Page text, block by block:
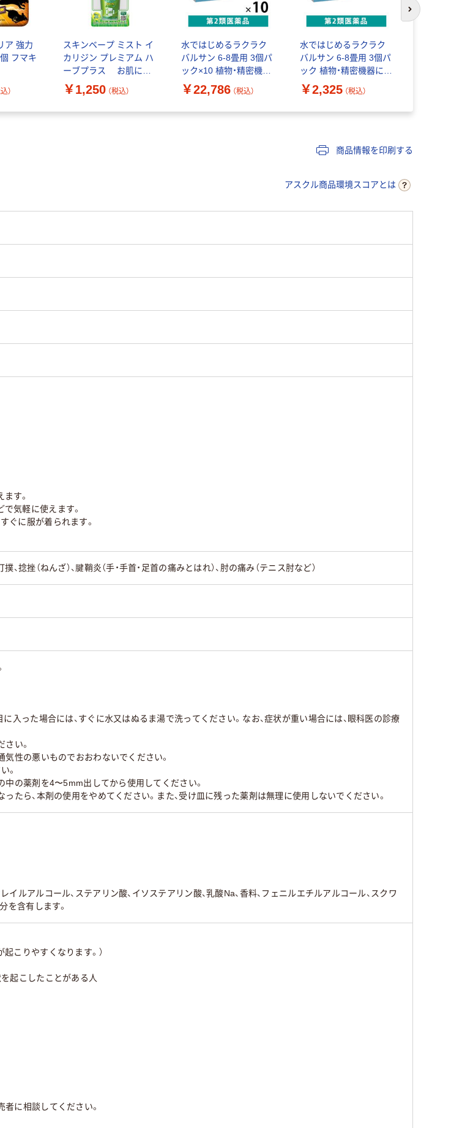
ア 強力
フマキ
）
スキンベープ ミスト イ
カリジン プレミアム ハ
ーブプラス お肌にや
さしい虫よけ 100ml ト
コジラミ 1個 フマキラ
￥1,250 （税込）
水ではじめるラクラク
バルサン 6-8畳用 3個パ
ック×10 植物・精密機器
にカバー不要 殺虫剤 火
災警報器カバー付 ゴキ
￥22,786 （税込）
水ではじめるラクラク
バルサン 6-8畳用 3個パ
ック 植物・精密機器にカ
バー不要 殺虫剤 火災警
報器カバー付 ゴキブリ
￥2,325 （税込）
次のスライド
商品情報を印刷する
アスクル商品環境スコアとは
す。
気軽に使えます。
ぐに服が着られます。
、捻挫（ねんざ）、腱鞘炎（手・手首・足首の痛みとはれ）、肘の痛み（テニス肘など）
に入った場合には、すぐに水又はぬるま湯で洗ってください。なお、症状が重い場合には、眼科医の診療
さい。
気性の悪いものでおおわないでください。
。
中の薬剤を4〜5mm出してから使用してください。
ったら、本剤の使用をやめてください。また、受け皿に残った薬剤は無理に使用しないでください。
イルアルコール、ステアリン酸、イソステアリン酸、乳酸Na、香料、フェニルエチルアルコール、スクワ
を含有します。
こりやすくなります。）
起こしたことがある人
に相談してください。